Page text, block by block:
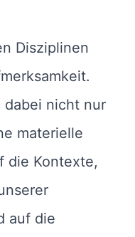
Disziplinen
dabei nicht nur
materielle
die Kontexte,
auf die